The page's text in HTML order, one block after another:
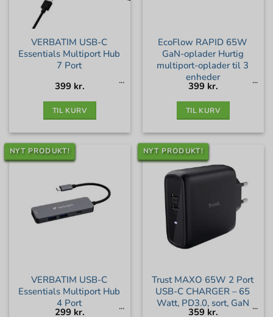
VERBATIM USB-C
Essentials Multiport Hub
7 Port
399 kr.
TIL KURV
EcoFlow RAPID 65W
GaN-oplader Hurtig
multiport-oplader til 3
enheder
399 kr.
TIL KURV
NYT PRODUKT!
VERBATIM USB-C
Essentials Multiport Hub
4 Port
299 kr.
NYT PRODUKT!
Trust MAXO 65W 2 Port
USB-C CHARGER – 65
Watt, PD3.0, sort, GaN
359 kr.